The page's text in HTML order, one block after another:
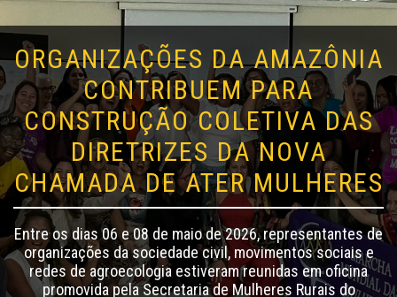
ORGANIZAÇÕES DA AMAZÔNIA
CONTRIBUEM PARA
CONSTRUÇÃO COLETIVA DAS
DIRETRIZES DA NOVA
CHAMADA DE ATER MULHERES
Entre os dias 06 e 08 de maio de 2026, representantes de
organizações da sociedade civil, movimentos sociais e
redes de agroecologia estiveram reunidas em oficina
promovida pela Secretaria de Mulheres Rurais do